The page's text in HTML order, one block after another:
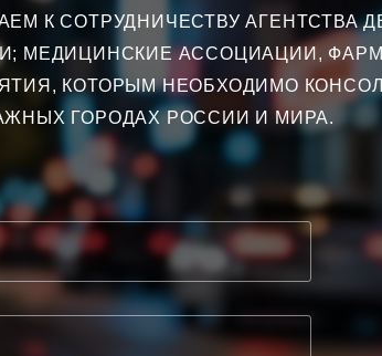
К СОТРУДНИЧЕСТВУ АГЕНТСТВА
МЕДИЦИНСКИЕ АССОЦИАЦИИ,
КОТОРЫМ НЕОБХОДИМО
ГОРОДАХ РОССИИ И МИРА.